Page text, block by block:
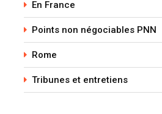
En France
Points non négociables PNN
Rome
Tribunes et entretiens